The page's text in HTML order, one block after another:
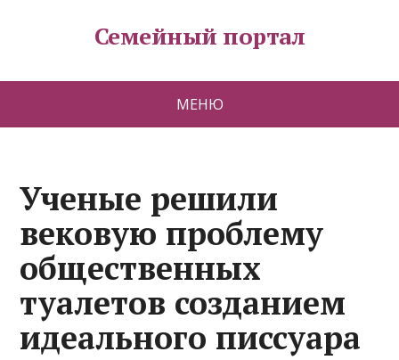
Семейный портал
МЕНЮ
Ученые решили
вековую проблему
общественных
туалетов созданием
идеального писсуара